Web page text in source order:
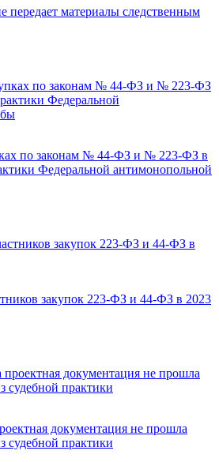
материалы следственным
по законам № 44-ФЗ и № 223-ФЗ в
Федеральной антимонопольной
закупок 223-ФЗ и 44-ФЗ в 2023
документация не прошла
судебной практики